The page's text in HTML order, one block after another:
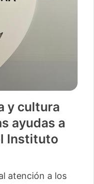
y cultura
ayudas a
Instituto
atención a los